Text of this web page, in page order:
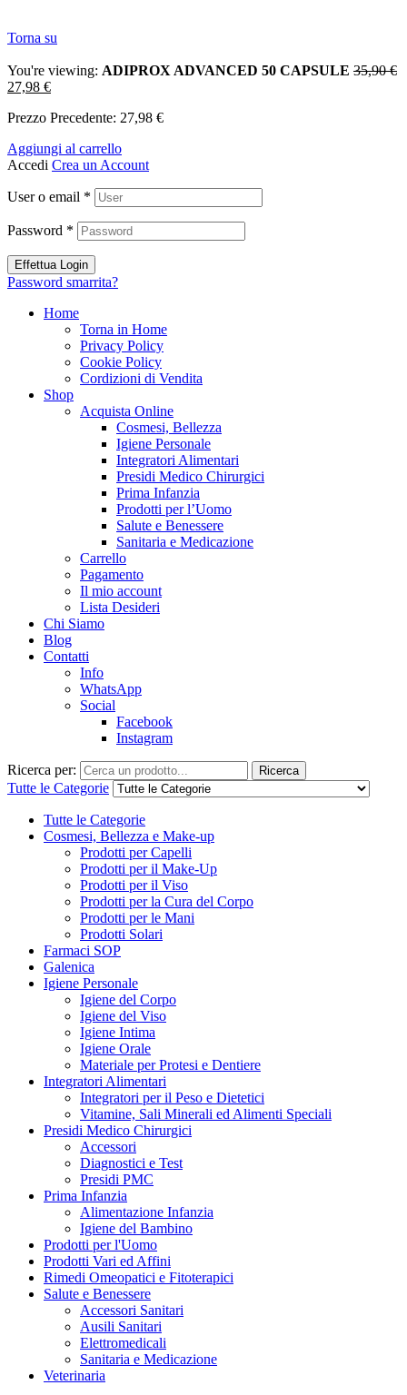
Torna su
You're viewing: ADIPROX ADVANCED 50 CAPSULE 35,90€
27,98 €
Prezzo Precedente: 27,98 €
Aggiungi al carrello
Accedi Crea un Account
User o email *
Password *
Effettua Login
Password smarrita?
Home
Torna in Home
Privacy Policy
Cookie Policy
Cordizioni di Vendita
Shop
Acquista Online
Cosmesi, Bellezza
Igiene Personale
Integratori Alimentari
Presidi Medico Chirurgici
Prima Infanzia
Prodotti per l’Uomo
Salute e Benessere
Sanitaria e Medicazione
Carrello
Pagamento
Il mio account
Lista Desideri
Chi Siamo
Blog
Contatti
Info
WhatsApp
Social
Facebook
Instagram
Ricerca per: Ricerca
Tutte le Categorie
Tutte le Categorie
Cosmesi, Bellezza e Make-up
Prodotti per Capelli
Prodotti per il Make-Up
Prodotti per il Viso
Prodotti per la Cura del Corpo
Prodotti per le Mani
Prodotti Solari
Farmaci SOP
Galenica
Igiene Personale
Igiene del Corpo
Igiene del Viso
Igiene Intima
Igiene Orale
Materiale per Protesi e Dentiere
Integratori Alimentari
Integratori per il Peso e Dietetici
Vitamine, Sali Minerali ed Alimenti Speciali
Presidi Medico Chirurgici
Accessori
Diagnostici e Test
Presidi PMC
Prima Infanzia
Alimentazione Infanzia
Igiene del Bambino
Prodotti per l'Uomo
Prodotti Vari ed Affini
Rimedi Omeopatici e Fitoterapici
Salute e Benessere
Accessori Sanitari
Ausili Sanitari
Elettromedicali
Sanitaria e Medicazione
Veterinaria